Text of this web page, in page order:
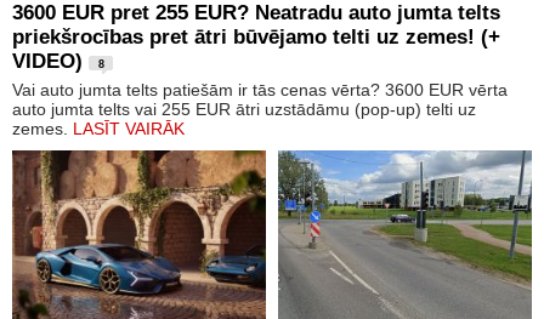
3600 EUR pret 255 EUR? Neatradu auto jumta telts
priekšrocības pret ātri būvējamo telti uz zemes! (+
VIDEO)
8
Vai auto jumta telts patiešām ir tās cenas vērta? 3600 EUR vērta
auto jumta telts vai 255 EUR ātri uzstādāmu (pop-up) telti uz
zemes. LASĪT VAIRĀK